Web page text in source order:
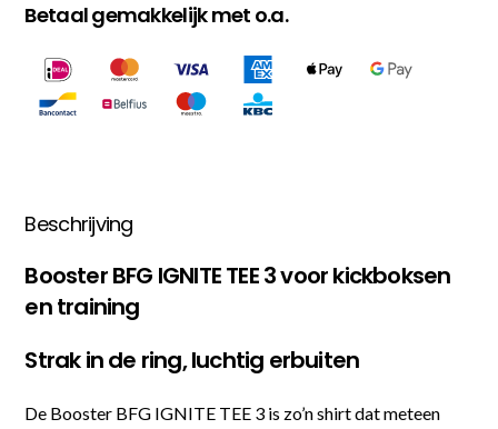
Betaal gemakkelijk met o.a.
Beschrijving
Booster BFG IGNITE TEE 3 voor kickboksen
en training
Strak in de ring, luchtig erbuiten
De Booster BFG IGNITE TEE 3 is zo’n shirt dat meteen